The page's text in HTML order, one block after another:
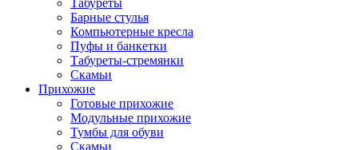
Табуреты
Барные стулья
Компьютерные кресла
Пуфы и банкетки
Табуреты-стремянки
Скамьи
Прихожие
Готовые прихожие
Модульные прихожие
Тумбы для обуви
Скамьи